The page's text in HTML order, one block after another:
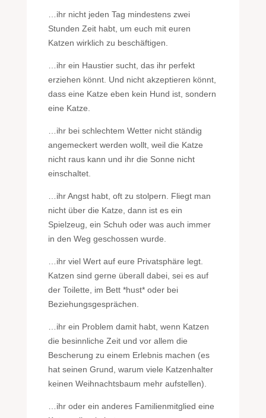
…ihr nicht jeden Tag mindestens zwei
Stunden Zeit habt, um euch mit euren
Katzen wirklich zu beschäftigen.
…ihr ein Haustier sucht, das ihr perfekt
erziehen könnt. Und nicht akzeptieren könnt,
dass eine Katze eben kein Hund ist, sondern
eine Katze.
…ihr bei schlechtem Wetter nicht ständig
angemeckert werden wollt, weil die Katze
nicht raus kann und ihr die Sonne nicht
einschaltet.
…ihr Angst habt, oft zu stolpern. Fliegt man
nicht über die Katze, dann ist es ein
Spielzeug, ein Schuh oder was auch immer
in den Weg geschossen wurde.
…ihr viel Wert auf eure Privatsphäre legt.
Katzen sind gerne überall dabei, sei es auf
der Toilette, im Bett *hust* oder bei
Beziehungsgesprächen.
…ihr ein Problem damit habt, wenn Katzen
die besinnliche Zeit und vor allem die
Bescherung zu einem Erlebnis machen (es
hat seinen Grund, warum viele Katzenhalter
keinen Weihnachtsbaum mehr aufstellen).
…ihr oder ein anderes Familienmitglied eine